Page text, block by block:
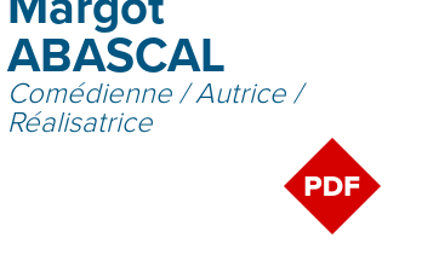
ABASCAL
Comédienne / Autrice /
Réalisatrice